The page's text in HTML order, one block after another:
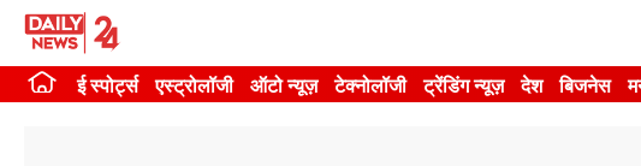
Skip
contentई स्पोर्ट्स एस्ट्रोलॉजी ऑटो न्यूज़ टेक्नोलॉजी ट्रेंडिंग न्यूज़ देश बिजनेस